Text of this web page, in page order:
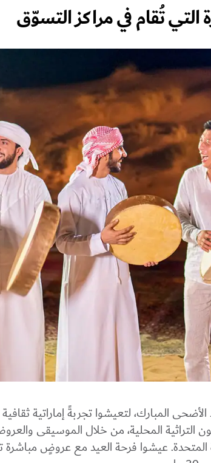
التي تُقام في مراكز التسوّق
المبارك، لتعيشوا تجربةً إماراتية
التراثية المحلية، من خلال الموسيقى
المتحدة. عيشوا فرحة العيد مع عروضٍ مباشرة